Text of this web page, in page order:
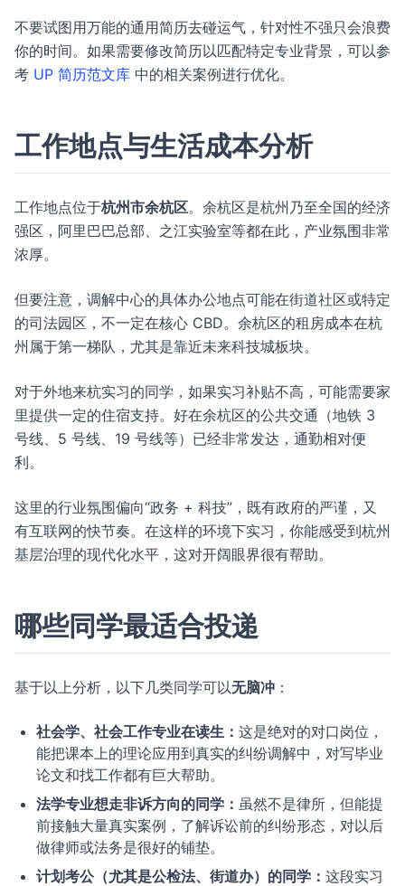
不要试图用万能的通用简历去碰运气，针对性不强只会浪费
你的时间。如果需要修改简历以匹配特定专业背景，可以参
考 UP 简历范文库 中的相关案例进行优化。
工作地点与生活成本分析
工作地点位于杭州市余杭区。余杭区是杭州乃至全国的经济
强区，阿里巴巴总部、之江实验室等都在此，产业氛围非常
浓厚。
但要注意，调解中心的具体办公地点可能在街道社区或特定
的司法园区，不一定在核心 CBD。余杭区的租房成本在杭
州属于第一梯队，尤其是靠近未来科技城板块。
对于外地来杭实习的同学，如果实习补贴不高，可能需要家
里提供一定的住宿支持。好在余杭区的公共交通（地铁 3
号线、5 号线、19 号线等）已经非常发达，通勤相对便
利。
这里的行业氛围偏向“政务 + 科技”，既有政府的严谨，又
有互联网的快节奏。在这样的环境下实习，你能感受到杭州
基层治理的现代化水平，这对开阔眼界很有帮助。
哪些同学最适合投递
基于以上分析，以下几类同学可以无脑冲 ：
社会学、社会工作专业在读生： 这是绝对的对口岗位，
能把课本上的理论应用到真实的纠纷调解中，对写毕业
论文和找工作都有巨大帮助。
法学专业想走非诉方向的同学： 虽然不是律所，但能提
前接触大量真实案例，了解诉讼前的纠纷形态，对以后
做律师或法务是很好的铺垫。
计划考公（尤其是公检法、街道办）的同学： 这段实习